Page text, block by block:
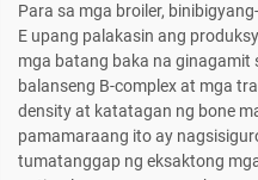
Para sa mga broiler,
E upang palakasin ang
mga batang baka na ginagamit
balanseng B-complex at mga
density at katatagan ng bone
pamamaraang ito ay
tumatanggap ng eksaktong